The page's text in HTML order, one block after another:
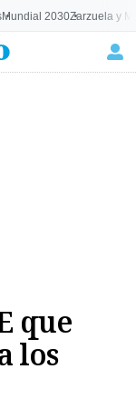
Mundial 2030Zarzuela y
que
los